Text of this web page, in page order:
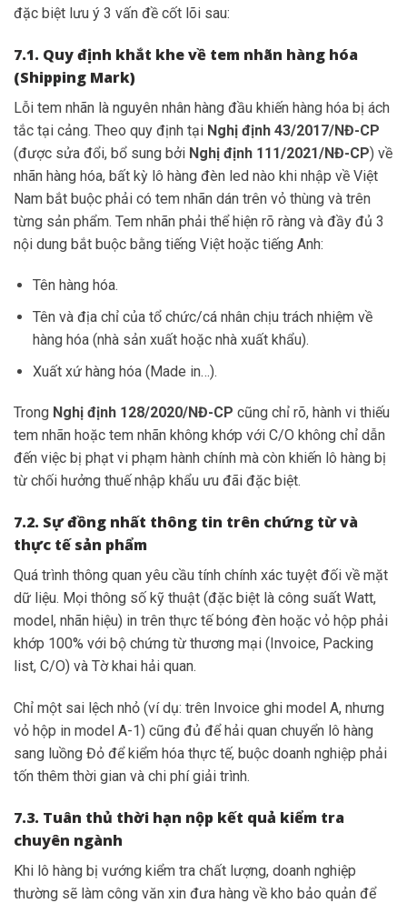
đặc biệt lưu ý 3 vấn đề cốt lõi sau:
7.1. Quy định khắt khe về tem nhãn hàng hóa
(Shipping Mark)
Lỗi tem nhãn là nguyên nhân hàng đầu khiến hàng hóa bị ách
tắc tại cảng. Theo quy định tại Nghị định 43/2017/NĐ-CP
(được sửa đổi, bổ sung bởi Nghị định 111/2021/NĐ-CP) về
nhãn hàng hóa, bất kỳ lô hàng đèn led nào khi nhập về Việt
Nam bắt buộc phải có tem nhãn dán trên vỏ thùng và trên
từng sản phẩm. Tem nhãn phải thể hiện rõ ràng và đầy đủ 3
nội dung bắt buộc bằng tiếng Việt hoặc tiếng Anh:
Tên hàng hóa.
Tên và địa chỉ của tổ chức/cá nhân chịu trách nhiệm về
hàng hóa (nhà sản xuất hoặc nhà xuất khẩu).
Xuất xứ hàng hóa (Made in…).
Trong Nghị định 128/2020/NĐ-CP cũng chỉ rõ, hành vi thiếu
tem nhãn hoặc tem nhãn không khớp với C/O không chỉ dẫn
đến việc bị phạt vi phạm hành chính mà còn khiến lô hàng bị
từ chối hưởng thuế nhập khẩu ưu đãi đặc biệt.
7.2. Sự đồng nhất thông tin trên chứng từ và
thực tế sản phẩm
Quá trình thông quan yêu cầu tính chính xác tuyệt đối về mặt
dữ liệu. Mọi thông số kỹ thuật (đặc biệt là công suất Watt,
model, nhãn hiệu) in trên thực tế bóng đèn hoặc vỏ hộp phải
khớp 100% với bộ chứng từ thương mại (Invoice, Packing
list, C/O) và Tờ khai hải quan.
Chỉ một sai lệch nhỏ (ví dụ: trên Invoice ghi model A, nhưng
vỏ hộp in model A-1) cũng đủ để hải quan chuyển lô hàng
sang luồng Đỏ để kiểm hóa thực tế, buộc doanh nghiệp phải
tốn thêm thời gian và chi phí giải trình.
7.3. Tuân thủ thời hạn nộp kết quả kiểm tra
chuyên ngành
Khi lô hàng bị vướng kiểm tra chất lượng, doanh nghiệp
thường sẽ làm công văn xin đưa hàng về kho bảo quản để